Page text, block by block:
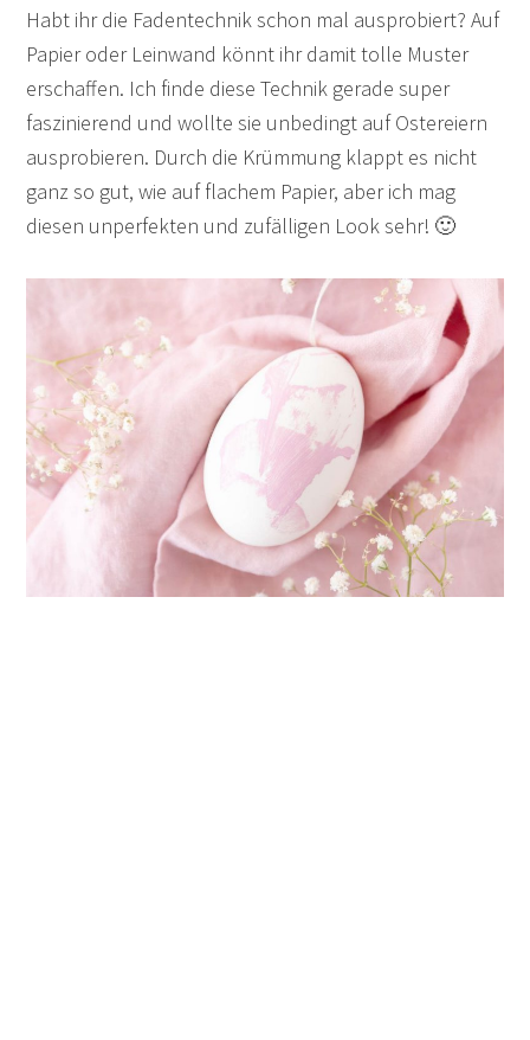
Habt ihr die Fadentechnik schon mal ausprobiert? Auf
Papier oder Leinwand könnt ihr damit tolle Muster
erschaffen. Ich finde diese Technik gerade super
faszinierend und wollte sie unbedingt auf Ostereiern
ausprobieren. Durch die Krümmung klappt es nicht
ganz so gut, wie auf flachem Papier, aber ich mag
diesen unperfekten und zufälligen Look sehr! 🙂